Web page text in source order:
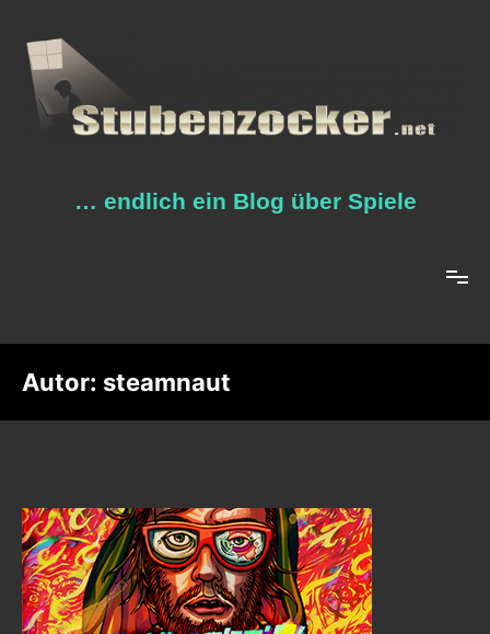
Inhalt
springen
… endlich ein Blog über Spiele
Autor: steamnaut